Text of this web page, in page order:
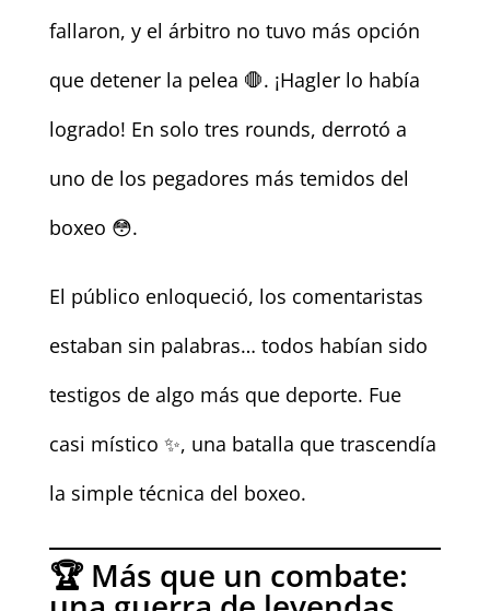
fallaron, y el árbitro no tuvo más opción
que detener la pelea 🛑. ¡Hagler lo había
logrado! En solo tres rounds, derrotó a
uno de los pegadores más temidos del
boxeo 😳.
El público enloqueció, los comentaristas
estaban sin palabras… todos habían sido
testigos de algo más que deporte. Fue
casi místico ✨, una batalla que trascendía
la simple técnica del boxeo.
🏆 Más que un combate: